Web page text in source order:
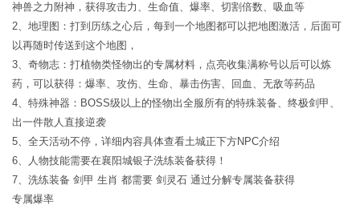
神兽之力附神，获得攻击力、生命值、爆率、切割倍数、吸血等
2、地理图：打到历练之心后，每到一个地图都可以把地图激活，后面可
以再随时传送到这个地图，
3、奇物志：打植物类怪物出的专属材料，点亮收集满称号以后可以炼
药，可以获得：爆率、攻伤、生命、暴击伤害、回血、无敌等药品
4、特殊神器：BOSS级以上的怪物出全服所有的特殊装备、终极剑甲、
出一件散人直接逆袭
5、全天活动不停，详细内容具体查看土城正下方NPC介绍
6、人物技能需要在襄阳城银子洗练装备获得！
7、洗练装备 剑甲 生肖 都需要 剑灵石 通过分解专属装备获得
专属爆率